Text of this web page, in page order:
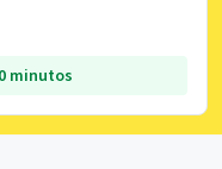
minutos